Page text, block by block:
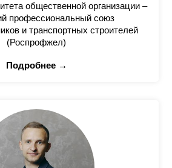
общественной организации –
профессиональный союз
и транспортных строителей
(Роспрофжел)
Подробнее →